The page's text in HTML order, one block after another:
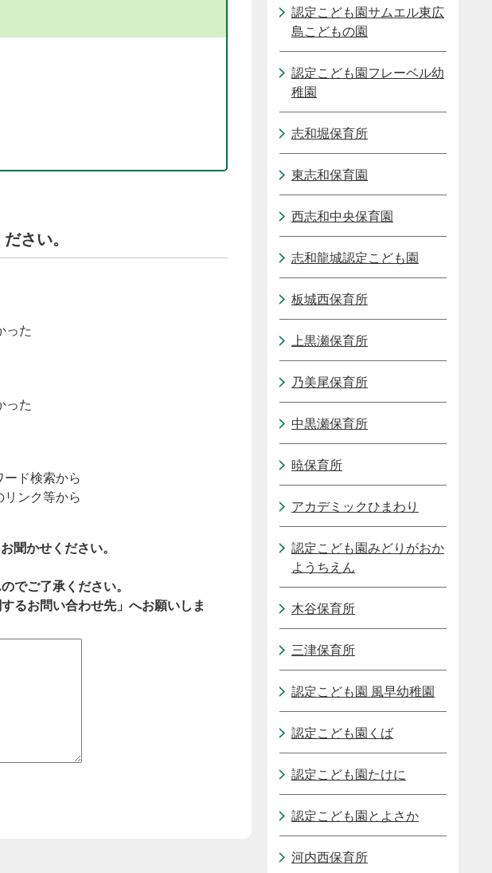
さい。
った
った
ード検索から
リンク等から
聞かせください。
でご了承ください。
るお問い合わせ先」へお願いしま
認定こども園サムエル東広
島こどもの園
認定こども園フレーベル幼
稚園
志和堀保育所
東志和保育園
西志和中央保育園
志和龍城認定こども園
板城西保育所
上黒瀬保育所
乃美尾保育所
中黒瀬保育所
暁保育所
アカデミックひまわり
認定こども園みどりがおか
ようちえん
木谷保育所
三津保育所
認定こども園 風早幼稚園
認定こども園くば
認定こども園たけに
認定こども園とよさか
河内西保育所